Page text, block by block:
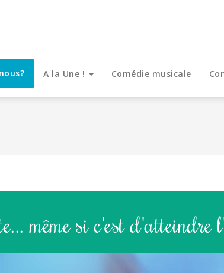
A la Une ! Comédie musicale
même si c'est d'atteindre